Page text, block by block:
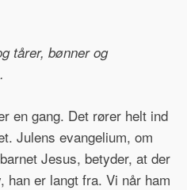
tårer, bønner og
en gang. Det rører helt ind
Julens evangelium, om
Jesus, betyder, at der
er langt fra. Vi når ham